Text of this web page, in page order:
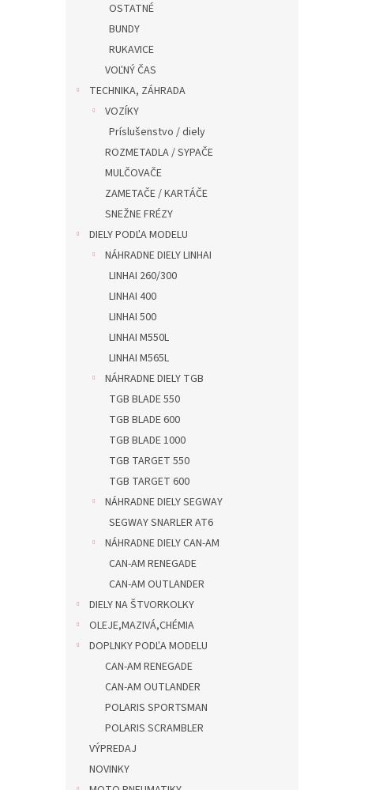
OSTATNÉ
BUNDY
RUKAVICE
VOĽNÝ ČAS
TECHNIKA, ZÁHRADA
VOZÍKY
Príslušenstvo / diely
ROZMETADLA / SYPAČE
MULČOVAČE
ZAMETAČE / KARTÁČE
SNEŽNE FRÉZY
DIELY PODĽA MODELU
NÁHRADNE DIELY LINHAI
LINHAI 260/300
LINHAI 400
LINHAI 500
LINHAI M550L
LINHAI M565L
NÁHRADNE DIELY TGB
TGB BLADE 550
TGB BLADE 600
TGB BLADE 1000
TGB TARGET 550
TGB TARGET 600
NÁHRADNE DIELY SEGWAY
SEGWAY SNARLER AT6
NÁHRADNE DIELY CAN-AM
CAN-AM RENEGADE
CAN-AM OUTLANDER
DIELY NA ŠTVORKOLKY
OLEJE,MAZIVÁ,CHÉMIA
DOPLNKY PODĽA MODELU
CAN-AM RENEGADE
CAN-AM OUTLANDER
POLARIS SPORTSMAN
POLARIS SCRAMBLER
VÝPREDAJ
NOVINKY